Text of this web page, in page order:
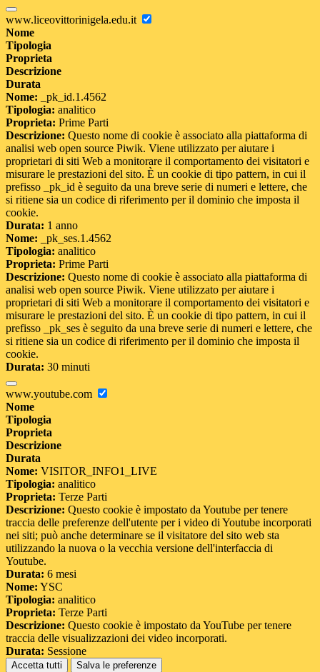
www.liceovittorinigela.edu.it
Nome
Tipologia
Proprieta
Descrizione
Durata
Nome: _pk_id.1.4562
Tipologia: analitico
Proprieta: Prime Parti
Descrizione: Questo nome di cookie è associato alla piattaforma di
analisi web open source Piwik. Viene utilizzato per aiutare i
proprietari di siti Web a monitorare il comportamento dei visitatori e
misurare le prestazioni del sito. È un cookie di tipo pattern, in cui il
prefisso _pk_id è seguito da una breve serie di numeri e lettere, che
si ritiene sia un codice di riferimento per il dominio che imposta il
cookie.
Durata: 1 anno
Nome: _pk_ses.1.4562
Tipologia: analitico
Proprieta: Prime Parti
Descrizione: Questo nome di cookie è associato alla piattaforma di
analisi web open source Piwik. Viene utilizzato per aiutare i
proprietari di siti Web a monitorare il comportamento dei visitatori e
misurare le prestazioni del sito. È un cookie di tipo pattern, in cui il
prefisso _pk_ses è seguito da una breve serie di numeri e lettere, che
si ritiene sia un codice di riferimento per il dominio che imposta il
cookie.
Durata: 30 minuti
www.youtube.com
Nome
Tipologia
Proprieta
Descrizione
Durata
Nome: VISITOR_INFO1_LIVE
Tipologia: analitico
Proprieta: Terze Parti
Descrizione: Questo cookie è impostato da Youtube per tenere
traccia delle preferenze dell'utente per i video di Youtube incorporati
nei siti; può anche determinare se il visitatore del sito web sta
utilizzando la nuova o la vecchia versione dell'interfaccia di
Youtube.
Durata: 6 mesi
Nome: YSC
Tipologia: analitico
Proprieta: Terze Parti
Descrizione: Questo cookie è impostato da YouTube per tenere
traccia delle visualizzazioni dei video incorporati.
Durata: Sessione
Accetta tutti Salva le preferenze